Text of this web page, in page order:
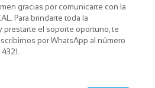
gracias por comunicarte con la
Para brindarte toda la
prestarte el soporte oportuno, te
por WhatsApp al número